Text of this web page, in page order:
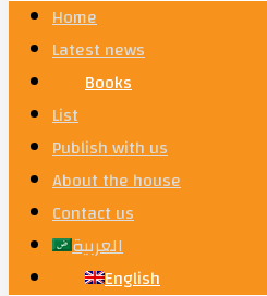
Home
Latest news
Books
List
Publish with us
About the house
Contact us
العربية
English